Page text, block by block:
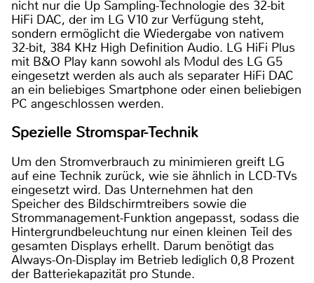
nicht nur die Up Sampling-Technologie des 32-bit
HiFi DAC, der im LG V10 zur Verfügung steht,
sondern ermöglicht die Wiedergabe von nativem
32-bit, 384 KHz High Definition Audio. LG HiFi Plus
mit B&O Play kann sowohl als Modul des LG G5
eingesetzt werden als auch als separater HiFi DAC
an ein beliebiges Smartphone oder einen beliebigen
PC angeschlossen werden.
Spezielle Stromspar-Technik
Um den Stromverbrauch zu minimieren greift LG
auf eine Technik zurück, wie sie ähnlich in LCD-TVs
eingesetzt wird. Das Unternehmen hat den
Speicher des Bildschirmtreibers sowie die
Strommanagement-Funktion angepasst, sodass die
Hintergrundbeleuchtung nur einen kleinen Teil des
gesamten Displays erhellt. Darum benötigt das
Always-On-Display im Betrieb lediglich 0,8 Prozent
der Batteriekapazität pro Stunde.